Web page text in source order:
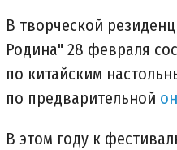
В творческой
Родина" 28 февраля
по китайским
по предварительной
В этом году к